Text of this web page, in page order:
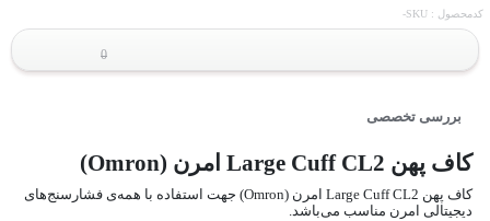
کدمحصول : SKU-
0
بررسی تخصصی
کاف پهن Large Cuff CL2 امرن (Omron)
کاف پهن Large Cuff CL2 امرن (Omron) جهت استفاده با همه‌ی فشارسنج‌های
دیجیتالی امرن مناسب می‌باشد.